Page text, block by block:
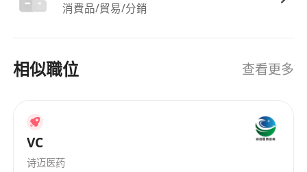
消費品/貿易/分銷
相似職位 查看更多
VC
诗迈医药